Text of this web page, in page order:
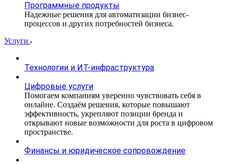
Программные продукты
Надежные решения для автоматизации бизнес-
процессов и других потребностей бизнеса.
Услуги
Технологии и ИТ-инфраструктура
Цифровые услуги
Помогаем компаниям уверенно чувствовать себя в
онлайне. Создаём решения, которые повышают
эффективность, укрепляют позиции бренда и
открывают новые возможности для роста в цифровом
пространстве.
Финансы и юридическое сопровождение